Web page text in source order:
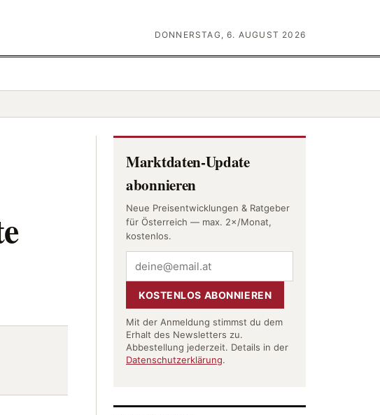
DONNERSTAG, 6. AUGUST 2026
Marktdaten-Update
abonnieren
Neue Preisentwicklungen & Ratgeber
für Österreich — max. 2×/Monat,
kostenlos.
KOSTENLOS ABONNIEREN
Mit der Anmeldung stimmst du dem
Erhalt des Newsletters zu.
Abbestellung jederzeit. Details in der
Datenschutzerklärung.